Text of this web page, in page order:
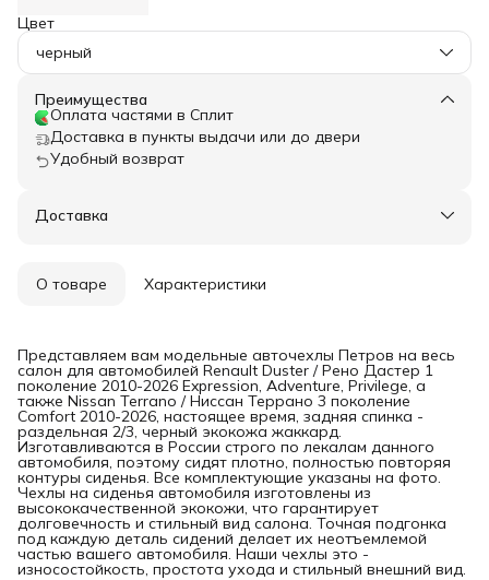
Цвет
черный
Преимущества
Оплата частями в Сплит
Доставка в пункты выдачи или до двери
Удобный возврат
Доставка
О товаре Характеристики
Представляем вам модельные авточехлы Петров на весь
салон для автомобилей Renault Duster / Рено Дастер 1
поколение 2010-2026 Expression, Adventure, Privilege, а
также Nissan Terrano / Ниссан Террано 3 поколение
Comfort 2010-2026, настоящее время, задняя спинка -
раздельная 2/3, черный экокожа жаккард.
Изготавливаются в России строго по лекалам данного
автомобиля, поэтому сидят плотно, полностью повторяя
контуры сиденья. Все комплектующие указаны на фото.
Чехлы на сиденья автомобиля изготовлены из
высококачественной экокожи, что гарантирует
долговечность и стильный вид салона. Точная подгонка
под каждую деталь сидений делает их неотъемлемой
частью вашего автомобиля. Наши чехлы это -
износостойкость, простота ухода и стильный внешний вид.